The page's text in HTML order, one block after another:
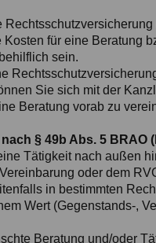
Kosten für eine Beratung
sein.
Sie sich mit der
Beratung vorab zu
§ 49b Abs. 5
Tätigkeit nach außen
oder dem
in bestimmten
Wert (Gegenstands-,
Beratung und/oder